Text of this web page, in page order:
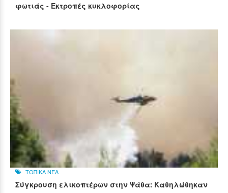
φωτιάς - Εκτροπές κυκλοφορίας
ΤΟΠΙΚΑ ΝΕΑ
Σύγκρουση ελικοπτέρων στην Ψάθα: Καθηλώθηκαν